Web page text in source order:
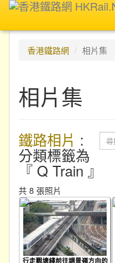
香港鐵路網
相片集
相片集
鐵路相片 :
分類標籤為
『 Q Train 』
共 8 張照片
行走觀塘綫前往調景嶺方向的